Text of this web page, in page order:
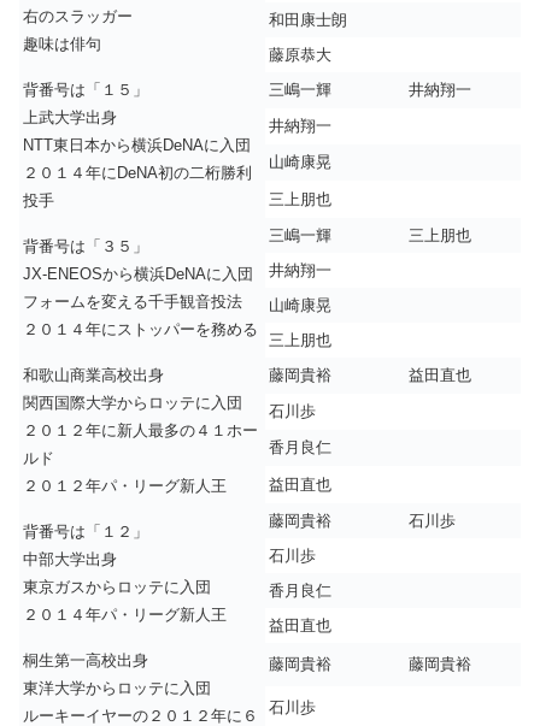
右のスラッガー
趣味は俳句
和田康士朗
藤原恭大
背番号は「１５」
上武大学出身
NTT東日本から横浜DeNAに入団
２０１４年にDeNA初の二桁勝利
投手
三嶋一輝
井納翔一
井納翔一
山崎康晃
三上朋也
背番号は「３５」
JX-ENEOSから横浜DeNAに入団
フォームを変える千手観音投法
２０１４年にストッパーを務める
三嶋一輝
三上朋也
井納翔一
山崎康晃
三上朋也
和歌山商業高校出身
関西国際大学からロッテに入団
２０１２年に新人最多の４１ホー
ルド
２０１２年パ・リーグ新人王
藤岡貴裕
益田直也
石川歩
香月良仁
益田直也
背番号は「１２」
中部大学出身
東京ガスからロッテに入団
２０１４年パ・リーグ新人王
藤岡貴裕
石川歩
石川歩
香月良仁
益田直也
桐生第一高校出身
東洋大学からロッテに入団
ルーキーイヤーの２０１２年に６
藤岡貴裕 藤岡貴裕
石川歩